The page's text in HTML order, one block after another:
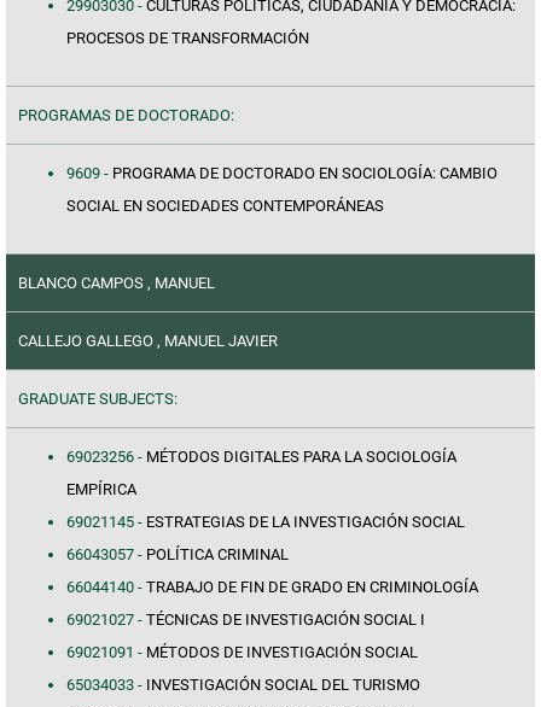
29903030 - CULTURAS POLÍTICAS, CIUDADANÍA Y DEMOCRACIA:
PROCESOS DE TRANSFORMACIÓN
PROGRAMAS DE DOCTORADO:
9609 - PROGRAMA DE DOCTORADO EN SOCIOLOGÍA: CAMBIO
SOCIAL EN SOCIEDADES CONTEMPORÁNEAS
BLANCO CAMPOS , MANUEL
CALLEJO GALLEGO , MANUEL JAVIER
GRADUATE SUBJECTS:
69023256 - MÉTODOS DIGITALES PARA LA SOCIOLOGÍA
EMPÍRICA
69021145 - ESTRATEGIAS DE LA INVESTIGACIÓN SOCIAL
66043057 - POLÍTICA CRIMINAL
66044140 - TRABAJO DE FIN DE GRADO EN CRIMINOLOGÍA
69021027 - TÉCNICAS DE INVESTIGACIÓN SOCIAL I
69021091 - MÉTODOS DE INVESTIGACIÓN SOCIAL
65034033 - INVESTIGACIÓN SOCIAL DEL TURISMO